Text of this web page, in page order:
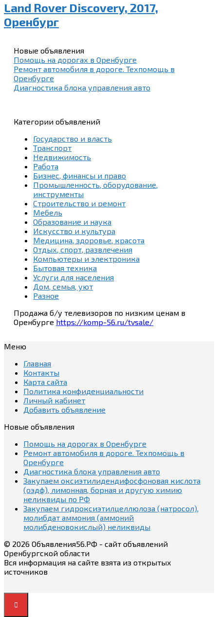
Land Rover Discovery, 2017,
Оренбург
Новые объявления
Помощь на дорогах в Оренбурге
Ремонт автомобиля в дороге. Техпомощь в
Оренбурге
Диагностика блока управления авто
Категории объявлений
Государство и власть
Транспорт
Недвижимость
Работа
Бизнес, финансы и право
Промышленность, оборудование,
инструменты
Строительство и ремонт
Мебель
Образование и наука
Искусство и культура
Медицина, здоровье, красота
Отдых, спорт, развлечения
Компьютеры и электроника
Бытовая техника
Услуги для населения
Дом, семья, уют
Разное
Продажа б/у телевизоров по низким ценам в
Оренбурге https://komp-56.ru/tvsale/
Меню
Главная
Контакты
Карта сайта
Политика конфиденциальности
Личный кабинет
Добавить объявление
Новые объявления
Помощь на дорогах в Оренбурге
Ремонт автомобиля в дороге. Техпомощь в
Оренбурге
Диагностика блока управления авто
Закупаем оксиэтилидендифосфоновая кислота
(оэдф), лимонная, борная и другую химию
неликвиды по РФ
Закупаем гидроксиэтилцеллюлоза (натросол),
молибдат аммония (аммоний
молибденовокислый) неликвиды
© 2026 Объявления56.РФ - сайт объявлений
Оренбургской области
Вся информация на сайте взята из открытых
источников